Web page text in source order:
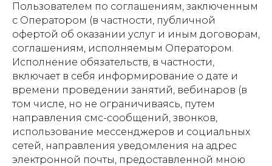
Пользователем по соглашениям, заключенным
с Оператором (в частности, публичной
офертой об оказании услуг и иным договорам,
соглашениям, исполняемым Оператором.
Исполнение обязательств, в частности,
включает в себя информирование о дате и
времени проведении занятий, вебинаров (в
том числе, но не ограничиваясь, путем
направления смс-сообщений, звонков,
использование мессенджеров и социальных
сетей, направления уведомления на адрес
электронной почты, предоставленной мною